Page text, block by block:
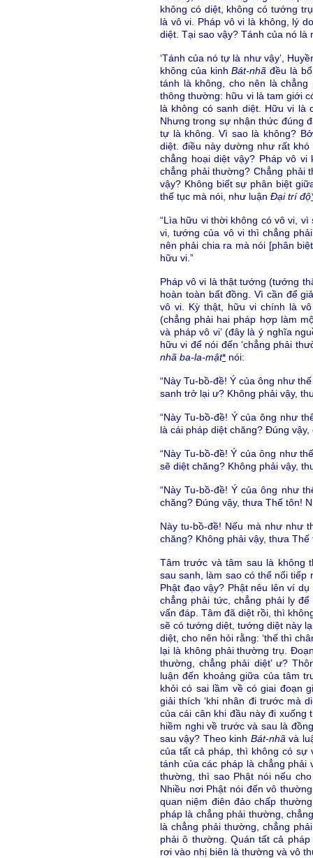
không có diệt, không có tướng
là vô vi. Pháp vô vi là không, lý
diệt. Tại sao vậy? Tánh của nó là
‘Tánh của nó tự là như vậy’,
không của kinhBát-nhã đều là
tánh là không, cho nên là
thông thường: hữu vi là tam giới
là không có sanh diệt. Hữu vi là
Nhưng trong sự nhận thức đúng
tự là không. Vì sao là không?
diệt. điều này dường như rất
chẳng hoại diệt vậy? Pháp vô
chẳng phải thường? Chẳng phải
vậy? Không biết sự phân biệt
thế tục mà nói, như luận Đại trí độ
“Lìa hữu vi thời không có vô vi,
vi, tướng của vô vi thì chẳng
nên phải chia ra mà nói [phân
hữu vi.”
Pháp vô vi là thật tướng (tướng
hoàn toàn bất đồng. Vì cần để
vô vi. Kỳ thật, hữu vi chính là
(chẳng phải hai pháp hợp làm
và pháp vô vi’ (đây là ý nghĩa
hữu vi để nói đến ‘chẳng phải
nhã ba-la-mật* nói:
“Này Tu-bồ-đề! Ý của ông như
sanh trở lại ư? Không phải vậy,
“Này Tu-bồ-đề! Ý của ông như
là cái pháp diệt chăng? Đúng
“Này Tu-bồ-đề! Ý của ông như
sẽ diệt chăng? Không phải vậy,
“Này Tu-bồ-đề! Ý của ông như
chăng? Đúng vậy, thưa Thế tôn!
Này tu-bồ-đề! Nếu mà như như
chăng? Không phải vậy, thưa Thế
Tâm trước và tâm sau là không
sau sanh, làm sao có thể nối
Phật đạo vậy? Phật nêu lên ví
chẳng phải tức, chẳng phải ly
vấn đáp. Tâm đã diệt rồi, thì
sẽ có tướng diệt, tướng diệt này
diệt, cho nên hỏi rằng: ‘thế thì
lại là không phải thường trụ.
thường, chẳng phải diệt’ ư?
luận đến khoảng giữa của tâm
khỏi có sai lầm về có giai đoạn
giải thích ‘khi nhân đi trước mà
của cái cân khi đầu này đi xuống
hiềm nghi về trước và sau là
sau vậy? Theo kinh Bát-nhãvà
của tất cả pháp, thì không có
tánh của các pháp là chẳng phải
thường, thì sao Phật nói nếu
Nhiều nơi Phật nói đến vô
quan niệm điên đảo chấp
pháp là chẳng phải thường,
là chẳng phải thường, chẳng
phải ô thường. Quán tất cả
rơi vào nhị biên là thường và vô